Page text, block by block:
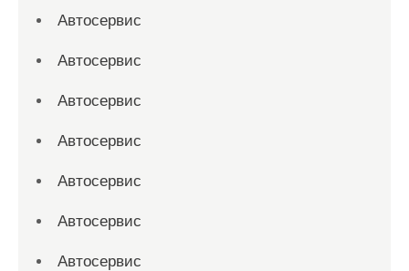
Автосервис
Автосервис
Автосервис
Автосервис
Автосервис
Автосервис
Автосервис